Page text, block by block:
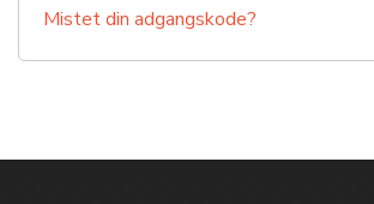
Mistet din adgangskode?